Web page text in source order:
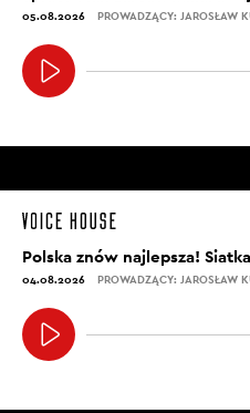
05.08.2026 PROWADZĄCY: JAROSŁAW
Polska znów najlepsza!
04.08.2026 PROWADZĄCY: JAROSŁAW